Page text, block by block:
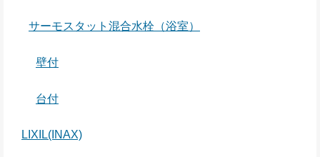
サーモスタット混合水栓（浴室）
壁付
台付
LIXIL(INAX)